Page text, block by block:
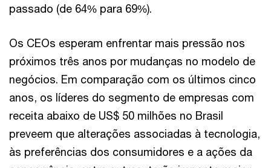
passado (de 64% para 69%).
Os CEOs esperam enfrentar mais pressão nos
próximos três anos por mudanças no modelo de
negócios. Em comparação com os últimos cinco
anos, os líderes do segmento de empresas com
receita abaixo de US$ 50 milhões no Brasil
preveem que alterações associadas à tecnologia,
às preferências dos consumidores e a ações da